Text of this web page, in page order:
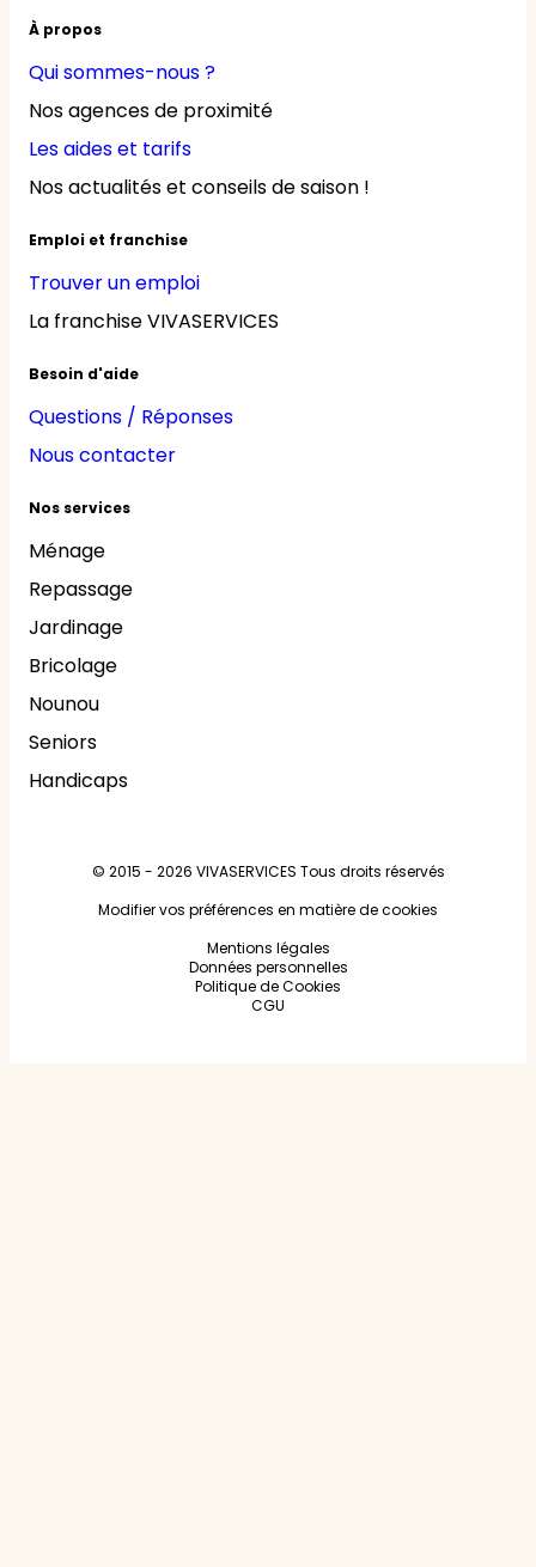
À propos
Qui sommes-nous ?
Nos agences de proximité
Les aides et tarifs
Nos actualités et conseils de saison !
Emploi et franchise
Trouver un emploi
La franchise VIVASERVICES
Besoin d'aide
Questions / Réponses
Nous contacter
Nos services
Ménage
Repassage
Jardinage
Bricolage
Nounou
Seniors
Handicaps
© 2015 - 2026 VIVASERVICES Tous droits réservés
Modifier vos préférences en matière de cookies
Mentions légales
Données personnelles
Politique de Cookies
CGU